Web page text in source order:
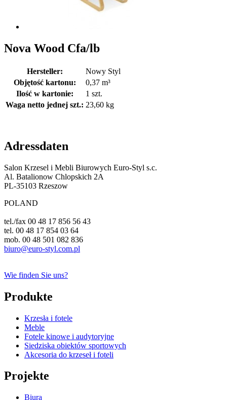
Nova Wood Cfa/lb
Hersteller:
Nowy Styl
Objętość kartonu:
0,37 m³
Ilość w kartonie:
1 szt.
Waga netto jednej szt.: 23,60 kg
Adressdaten
Salon Krzesel i Mebli Biurowych Euro-Styl s.c.
Al. Batalionow Chlopskich 2A
PL-35103 Rzeszow
POLAND
tel./fax 00 48 17 856 56 43
tel. 00 48 17 854 03 64
mob. 00 48 501 082 836
biuro@euro-styl.com.pl
Wie finden Sie uns?
Produkte
Krzesła i fotele
Meble
Fotele kinowe i audytoryjne
Siedziska obiektów sportowych
Akcesoria do krzeseł i foteli
Projekte
Biura